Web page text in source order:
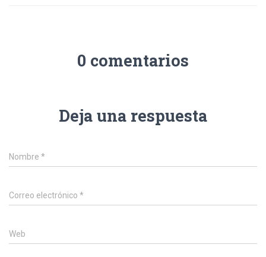
0 comentarios
Deja una respuesta
Nombre *
Correo electrónico *
Web